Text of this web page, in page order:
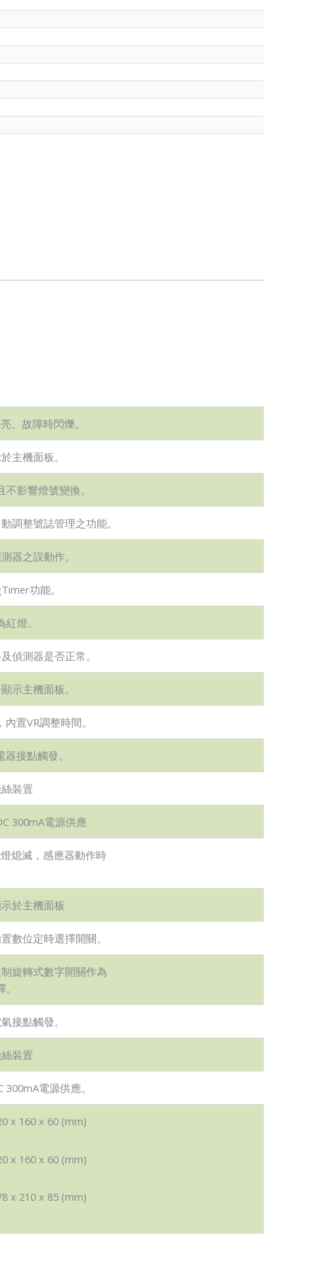
、故障時閃爍。
主機面板。
影響燈號變換。
調整號誌管理之功能。
器之誤動作。
功能。
燈。
偵測器是否正常。
示主機面板。
置VR調整時間。
接點觸發。
裝置
300mA電源供應
熄滅，感應器動作時
於主機面板
數位定時選擇開關。
旋轉式數字開關作為
接點觸發。
裝置
電源供應。
x 160 x 60 (mm)
x 160 x 60 (mm)
x 210 x 85 (mm)